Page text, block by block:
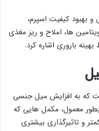
و بهبود کیفیت اسپرم،
ها، املاح و ریز مغذی
باروری اشاره کرد.
که به افزایش میل جنسی
معمول، مکمل هایی که
و تاثیرگذاری بیشتری